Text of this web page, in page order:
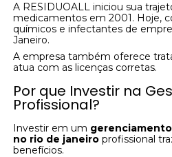
A RESIDUOALL iniciou sua
medicamentos em 2001. Hoje,
químicos e infectantes de
Janeiro.
A empresa também oferece
atua com as licenças corretas.
Por que Investir na
Profissional?
Investir em um
no rio de janeiro profissional
benefícios.